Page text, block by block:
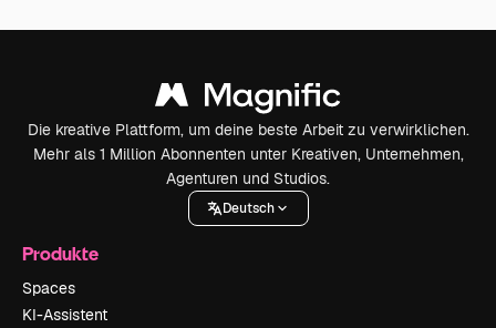
Die kreative Plattform, um deine beste Arbeit zu verwirklichen.
Mehr als 1 Million Abonnenten unter Kreativen, Unternehmen,
Agenturen und Studios.
Deutsch
Produkte
Spaces
KI-Assistent